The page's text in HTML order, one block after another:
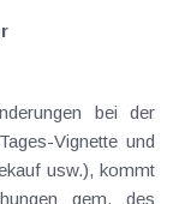
bei der
Vignette und
usw.), kommt
gem. des